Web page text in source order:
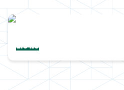
Une collection
Lions